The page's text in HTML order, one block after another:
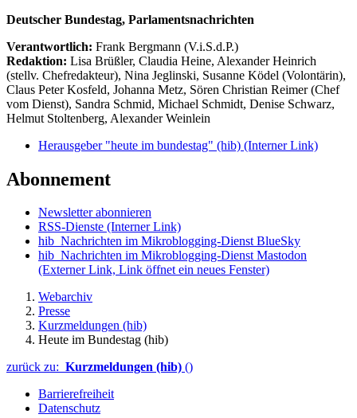
Deutscher Bundestag, Parlamentsnachrichten
Verantwortlich: Frank Bergmann (V.i.S.d.P.)
Redaktion: Lisa Brüßler, Claudia Heine, Alexander Heinrich
(stellv. Chefredakteur), Nina Jeglinski, Susanne Ködel (Volontärin),
Claus Peter Kosfeld, Johanna Metz, Sören Christian Reimer (Chef
vom Dienst), Sandra Schmid, Michael Schmidt, Denise Schwarz,
Helmut Stoltenberg, Alexander Weinlein
Herausgeber "heute im bundestag" (hib) (Interner Link)
Abonnement
Newsletter abonnieren
RSS-Dienste (Interner Link)
hib_Nachrichten im Mikroblogging-Dienst BlueSky
hib_Nachrichten im Mikroblogging-Dienst Mastodon
(Externer Link, Link öffnet ein neues Fenster)
Webarchiv
Presse
Kurzmeldungen (hib)
Heute im Bundestag (hib)
zurück zu: Kurzmeldungen (hib) ()
Barrierefreiheit
Datenschutz